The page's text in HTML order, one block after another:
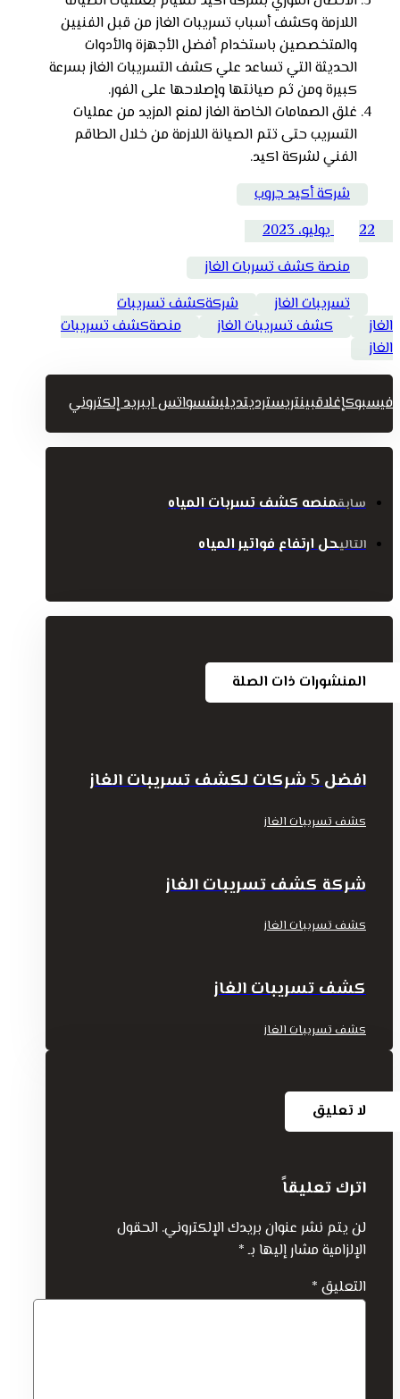
اللازمة وكشف أسباب تسريبات الغاز من قبل الفنيين
والمتخصصين باستخدام أفضل الأجهزة والأدوات
الحديثة التي تساعد علي كشف التسريبات الغاز بسرعة
كبيرة ومن ثم صيانتها وإصلاحها على الفور.
غلق الصمامات الخاصة الغاز لمنع المزيد من عمليات
التسريب حتى تتم الصيانة اللازمة من خلال الطاقم
الفني لشركة اكيد.
شركة أكيد جروب
22 يوليو، 2023
منصة كشف تسربات الغاز
تسريبات الغاز
شركةكشف تسريبات
الغاز
كشف تسريبات الغاز
منصةكشف تسريبات
الغاز
فيسبوكإغلاقبينتريسترديتديليشسواتس اببريد إلكتروني
سابقمنصه كشف تسربات المياه
التاليحل ارتفاع فواتير المياه
المنشورات ذات الصلة
افضل 5 شركات لكشف تسريبات الغاز
كشف تسريبات الغاز
شركة كشف تسريبات الغاز
كشف تسريبات الغاز
كشف تسريبات الغاز
كشف تسريبات الغاز
لا تعليق
اترك تعليقاً
لن يتم نشر عنوان بريدك الإلكتروني. الحقول
الإلزامية مشار إليها بـ*
التعليق *